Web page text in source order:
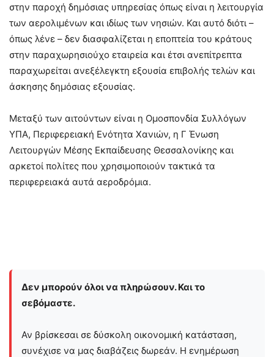
στην παροχή δημόσιας υπηρεσίας όπως είναι η λειτουργία
των αερολιμένων και ιδίως των νησιών. Και αυτό διότι –
όπως λένε – δεν διασφαλίζεται η εποπτεία του κράτους
στην παραχωρησιούχο εταιρεία και έτσι ανεπίτρεπτα
παραχωρείται ανεξέλεγκτη εξουσία επιβολής τελών και
άσκησης δημόσιας εξουσίας.
Μεταξύ των αιτούντων είναι η Ομοσπονδία Συλλόγων
ΥΠΑ, Περιφερειακή Ενότητα Χανιών, η Γ Ένωση
Λειτουργών Μέσης Εκπαίδευσης Θεσσαλονίκης και
αρκετοί πολίτες που χρησιμοποιούν τακτικά τα
περιφερειακά αυτά αεροδρόμια.
Δεν μπορούν όλοι να πληρώσουν. Και το
σεβόμαστε.
Αν βρίσκεσαι σε δύσκολη οικονομική κατάσταση,
συνέχισε να μας διαβάζεις δωρεάν. Η ενημέρωση